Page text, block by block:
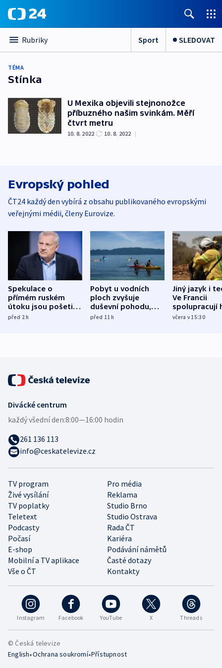
Rubriky Sport SLEDOVAT
TÉMA
Stínka
U Mexika objevili stejnonožce
příbuzného našim svinkám. Měří
čtvrt metru
10. 8. 2022 10. 8. 2022 |
Evropský pohled
ČT24 každý den vybírá z obsahu publikovaného evropskými
veřejnými médii, členy Eurovize.
Spekulace o
přímém ruském
útoku jsou pošetilé,
míní estonský
před 2h
Pobyt u vodních
ploch zvyšuje
duševní pohodu,
ukázala
před 11h
Jiný jazyk i
Ve Francii
spolupracují
různých zemí
včera v 15:30
Instagram Facebook YouTube X Threads
TV program
Pro média
Živé vysílání
Reklama
TV poplatky
Studio Brno
Teletext
Studio Ostrava
Podcasty
Rada ČT
Počasí
Kariéra
E-shop
Podávání námětů
Mobilní a TV aplikace
Časté dotazy
Vše o ČT
Kontakty
Divácké centrum
každý všední den:8:00—16:00 hodin
261 136 113
info@ceskatelevize.cz
© Česká televize
English•Ochrana soukromí•Přístupnost